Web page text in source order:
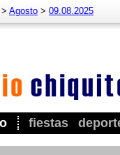
fiestas
> Agosto > 09.08.2025